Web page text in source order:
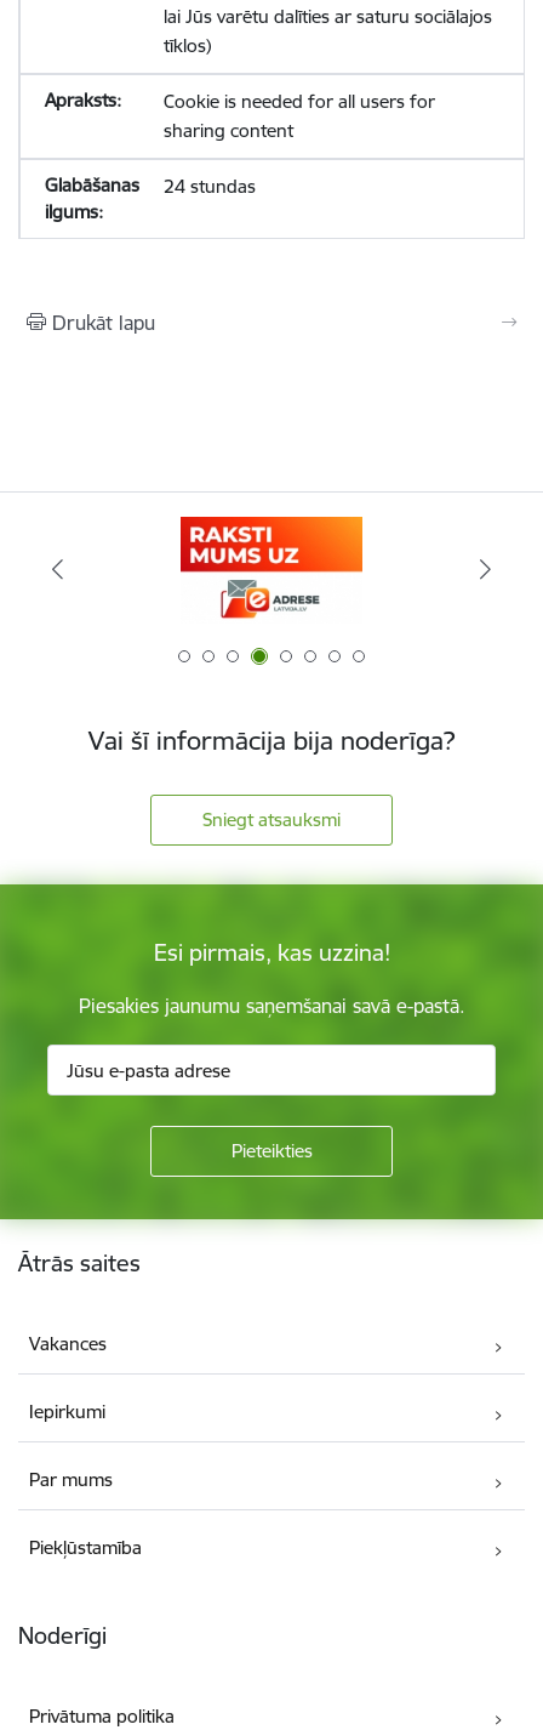
lai Jūs varētu dalīties ar saturu sociālajos
tīklos)
Cookie is needed for all users for
sharing content
24 stundas
Drukāt lapu
Vai šī informācija bija noderīga?
Sniegt atsauksmi
Esi pirmais, kas uzzina!
Piesakies jaunumu saņemšanai savā e-pastā.
Kājene
Ātrās saites
Vakances
Iepirkumi
Par mums
Piekļūstamība
Noderīgi
Privātuma politika